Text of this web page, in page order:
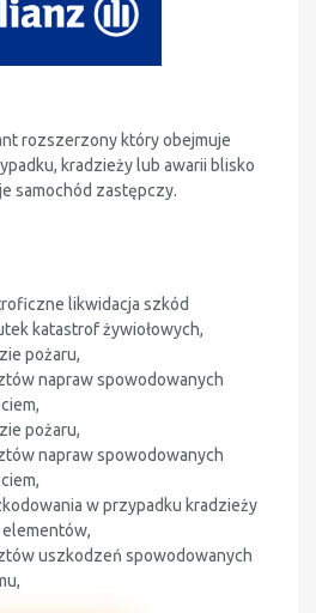
rozszerzony który obejmuje
kradzieży lub awarii blisko
samochód zastępczy.
likwidacja szkód
katastrof żywiołowych,
pożaru,
napraw spowodowanych
pożaru,
napraw spowodowanych
w przypadku kradzieży
uszkodzeń spowodowanych